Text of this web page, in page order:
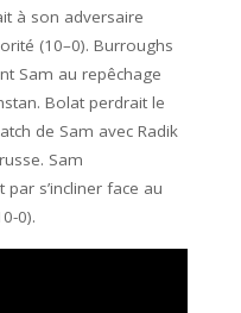
à son adversaire
(10–0). Burroughs
Sam au repêchage
Bolat perdrait le
de Sam avec Radik
Sam
s’incliner face au
0).